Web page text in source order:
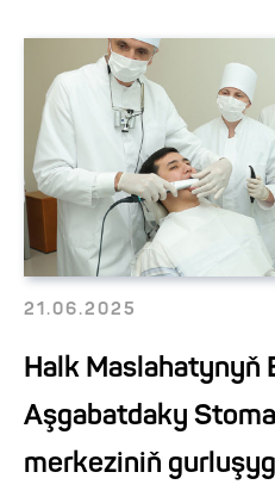
21.06.2025
Halk Maslahatynyň
Aşgabatdaky
merkeziniň